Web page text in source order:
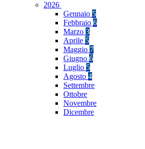
2026
Gennaio 5
Febbraio 6
Marzo 3
Aprile 5
Maggio 7
Giugno 6
Luglio 5
Agosto 4
Settembre
Ottobre
Novembre
Dicembre